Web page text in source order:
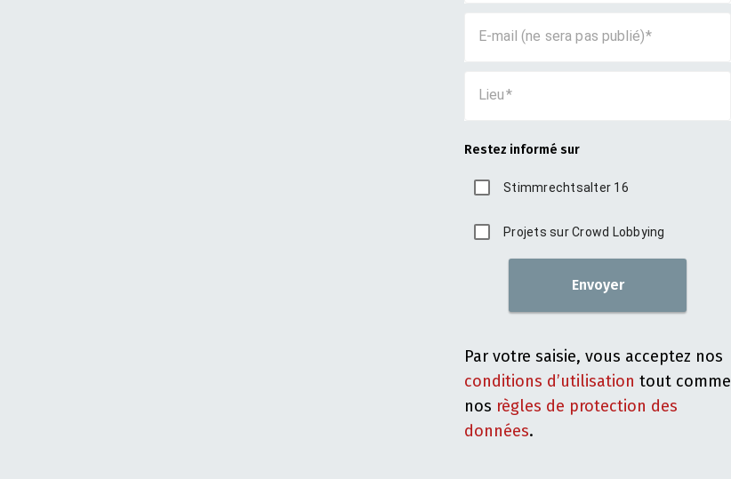
E-mail (ne sera pas publié)
Lieu
Restez informé sur
Stimmrechtsalter 16
Projets sur Crowd Lobbying
Envoyer
Par votre saisie, vous acceptez nos
conditions d’utilisation tout comme
nos règles de protection des
données.